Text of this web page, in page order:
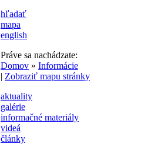
hľadať
mapa
english
Práve sa nachádzate:
Domov » Informácie
| Zobraziť mapu stránky
aktuality
galérie
informačné materiály
videá
články